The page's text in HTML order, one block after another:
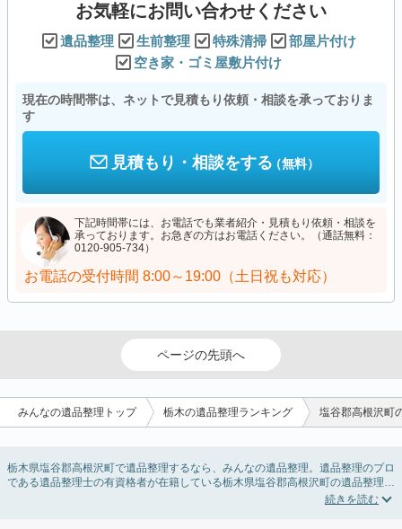
お気軽にお問い合わせください
遺品整理 生前整理 特殊清掃
部屋片付け
空き家・ゴミ屋敷片付け
現在の時間帯は、ネットで見積もり依頼・相談を承っておりま
す
見積もり・相談をする（無料）
下記時間帯には、お電話でも業者紹介・見積もり依頼・相談を
承っております。お急ぎの方はお電話ください。（通話無料：
0120-905-734）
お電話の受付時間 8:00～19:00（土日祝も対応）
ページの先頭へ
みんなの遺品整理トップ 栃木の遺品整理ランキング 塩谷郡高根沢町
栃木県塩谷郡高根沢町で遺品整理するなら、みんなの遺品整理。遺品整理のプロ
である遺品整理士の有資格者が在籍している栃木県塩谷郡高根沢町の遺品整理業
者が掲載されています。遺品処分を即日対応してくれる実家の片付け業者や遺品